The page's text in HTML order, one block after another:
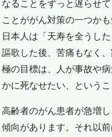
なることをずっと遅らせ
ことががん対策の一つか
日本人は「天寿を全うし
謳歌した後、苦痛もなく
極の目標は、人が事故や
かに死なせたい、というこ
高齢者のがん患者が急増
傾向があります。それ以